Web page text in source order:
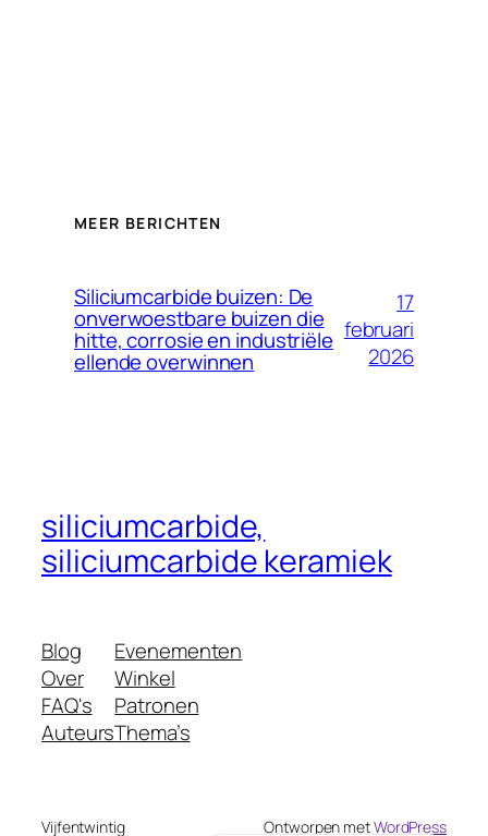
MEER BERICHTEN
Siliciumcarbide buizen: De
onverwoestbare buizen die
hitte, corrosie en industriële
ellende overwinnen
17
februari
2026
siliciumcarbide,
siliciumcarbide keramiek
Blog
Over
FAQ's
Auteurs
Evenementen
Winkel
Patronen
Thema’s
Vijfentwintig Ontworpen metWordPress
English (United States)
Basque
Belarusian
Czech
Danish
Dutch (Belgium)